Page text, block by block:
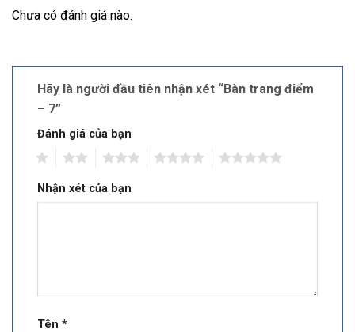
Chưa có đánh giá nào.
Hãy là người đầu tiên nhận xét “Bàn trang điểm
– 7”
Đánh giá của bạn
Nhận xét của bạn
Tên *